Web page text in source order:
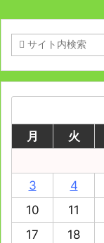
月
火
3
4
10
11
17
18